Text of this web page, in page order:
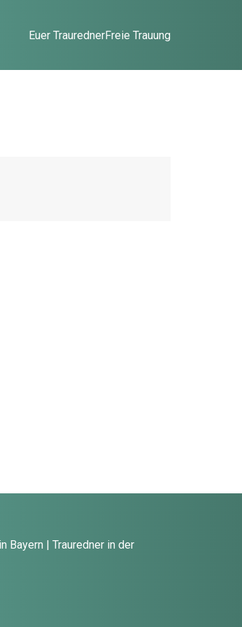
Euer TraurednerFreie Trauung
Bayern | Trauredner in der